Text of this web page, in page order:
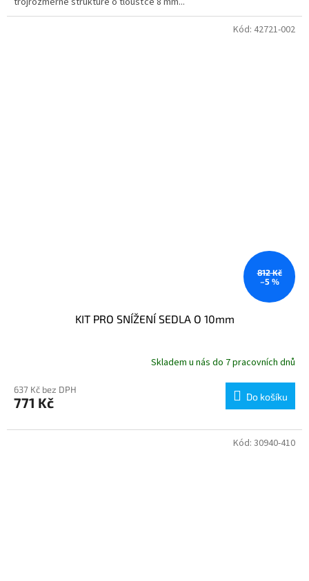
812 Kč
–5 %
KIT PRO SNÍŽENÍ SEDLA O 10mm
Skladem u nás do 7 pracovních dnů
637 Kč bez DPH
771 Kč Do košíku
Kód: 42721-002
Kód: 30940-410